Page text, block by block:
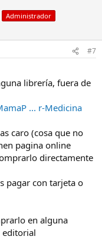
Administrador
#7
librería, fuera de
... r-Medicina
caro (cosa que no
pagina online
directamente
pagar con tarjeta o
en alguna
editorial